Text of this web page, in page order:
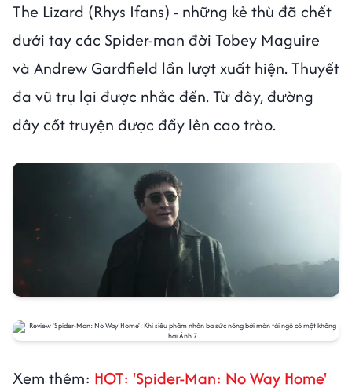
The Lizard (Rhys Ifans) - những kẻ thù đã chết
dưới tay các Spider-man đời Tobey Maguire
và Andrew Gardfield lần lượt xuất hiện. Thuyết
đa vũ trụ lại được nhắc đến. Từ đây, đường
dây cốt truyện được đẩy lên cao trào.
Xem thêm: HOT: 'Spider-Man: No Way Home'